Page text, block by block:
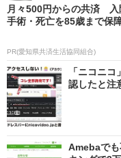
月々500円からの共済 入
手術・死亡を85歳まで保
PR(愛知県共済生活協同組合)
「ニコニ
認したと注
Amebaで